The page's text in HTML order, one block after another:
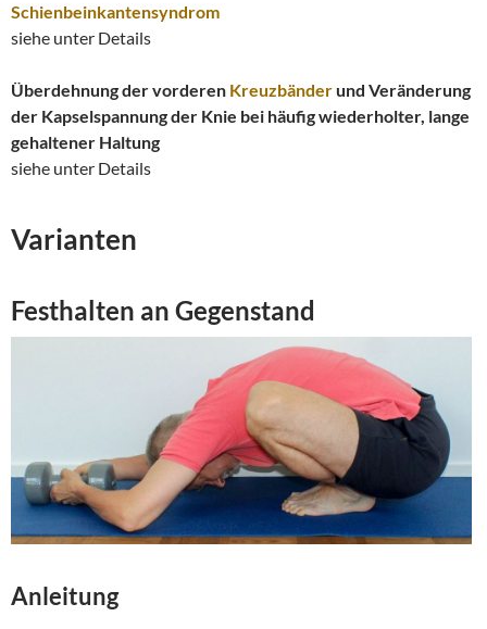
Schienbeinkantensyndrom
siehe unter Details
Überdehnung der vorderen Kreuzbänderund Veränderung
der Kapselspannung der Knie bei häufig wiederholter, lange
gehaltener Haltung
siehe unter Details
Varianten
Festhalten an Gegenstand
Anleitung